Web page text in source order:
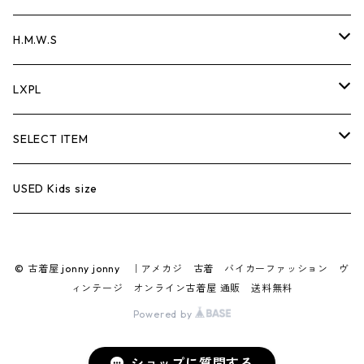
Sweat
Parker
Outer
Fleece
Over all
Easy pants
Tank Top
Hoodie
L/S T-shirt
Pants
Vest
Jacket
keyholder
wallet chain
cap
Biker Bell
H.M.W.S
Wallet Chain
Bracelet
LXPL
Trucker Cap
SELECT ITEM
L/S T
USED Kids size
© 古着屋 jonny jonny ｜アメカジ 古着 バイカーファッション ヴ
ィンテージ オンライン古着屋 通販 送料無料
Powered by